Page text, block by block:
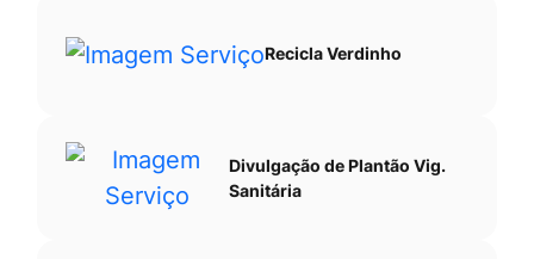
Recicla Verdinho
Divulgação de Plantão Vig.
Sanitária